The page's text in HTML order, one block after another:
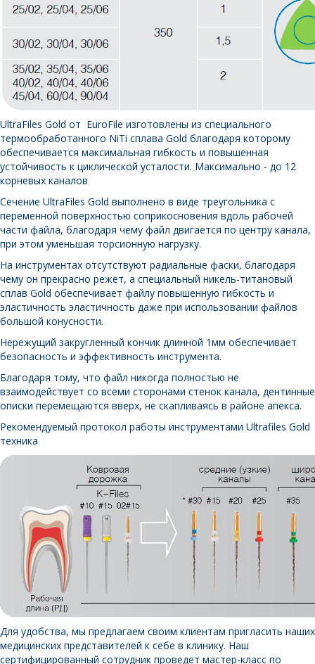
UltraFiles Gold от EuroFile изготовлены из специального
термообработанного NiTi сплава Gold благодаря которому
обеспечивается максимальная гибкость и повышенная
устойчивость к циклической усталости. Максимально - до 12
корневых каналов
Сечение UltraFiles Gold выполнено в виде треугольника с
переменной поверхностью соприкосновения вдоль рабочей
части файла, благодаря чему файл двигается по центру канала,
при этом уменьшая торсионную нагрузку.
На инструментах отсутствуют радиальные фаски, благодаря
чему он прекрасно режет, а специальный никель-титановый
сплав Gold обеспечивает файлу повышенную гибкость и
эластичность эластичность даже при использовании файлов
большой конусности.
Нережущий закругленный кончик длинной 1мм обеспечивает
безопасность и эффективность инструмента.
Благодаря тому, что файл никогда полностью не
взаимодействует со всеми сторонами стенок канала, дентинные
описки перемещаются вверх, не скапливаясь в районе апекса.
Рекомендуемый протокол работы инструментами Ultrafiles Gold
техника
Для удобства, мы предлагаем своим клиентам пригласить наших
медицинских представителей к себе в клинику. Наш
сертифицированный сотрудник проведет мастер-класс по